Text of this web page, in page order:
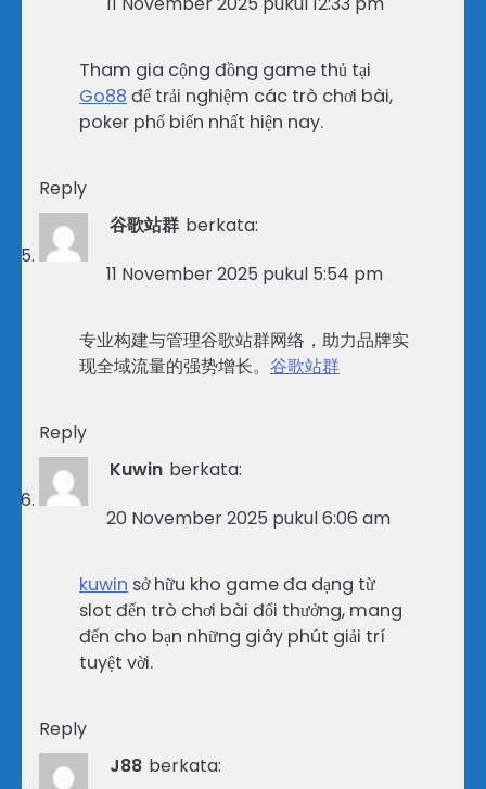
Tham gia cộng đồng game thủ tại
Go88 để trải nghiệm các trò chơi bài,
poker phổ biến nhất hiện nay.
Reply
谷歌站群 berkata:
11 November 2025 pukul 5:54 pm
专业构建与管理谷歌站群网络，助力品牌实
现全域流量的强势增长。 谷歌站群
Reply
Kuwin berkata:
20 November 2025 pukul 6:06 am
kuwin sở hữu kho game đa dạng từ
slot đến trò chơi bài đổi thưởng, mang
đến cho bạn những giây phút giải trí
tuyệt vời.
Reply
J88 berkata: